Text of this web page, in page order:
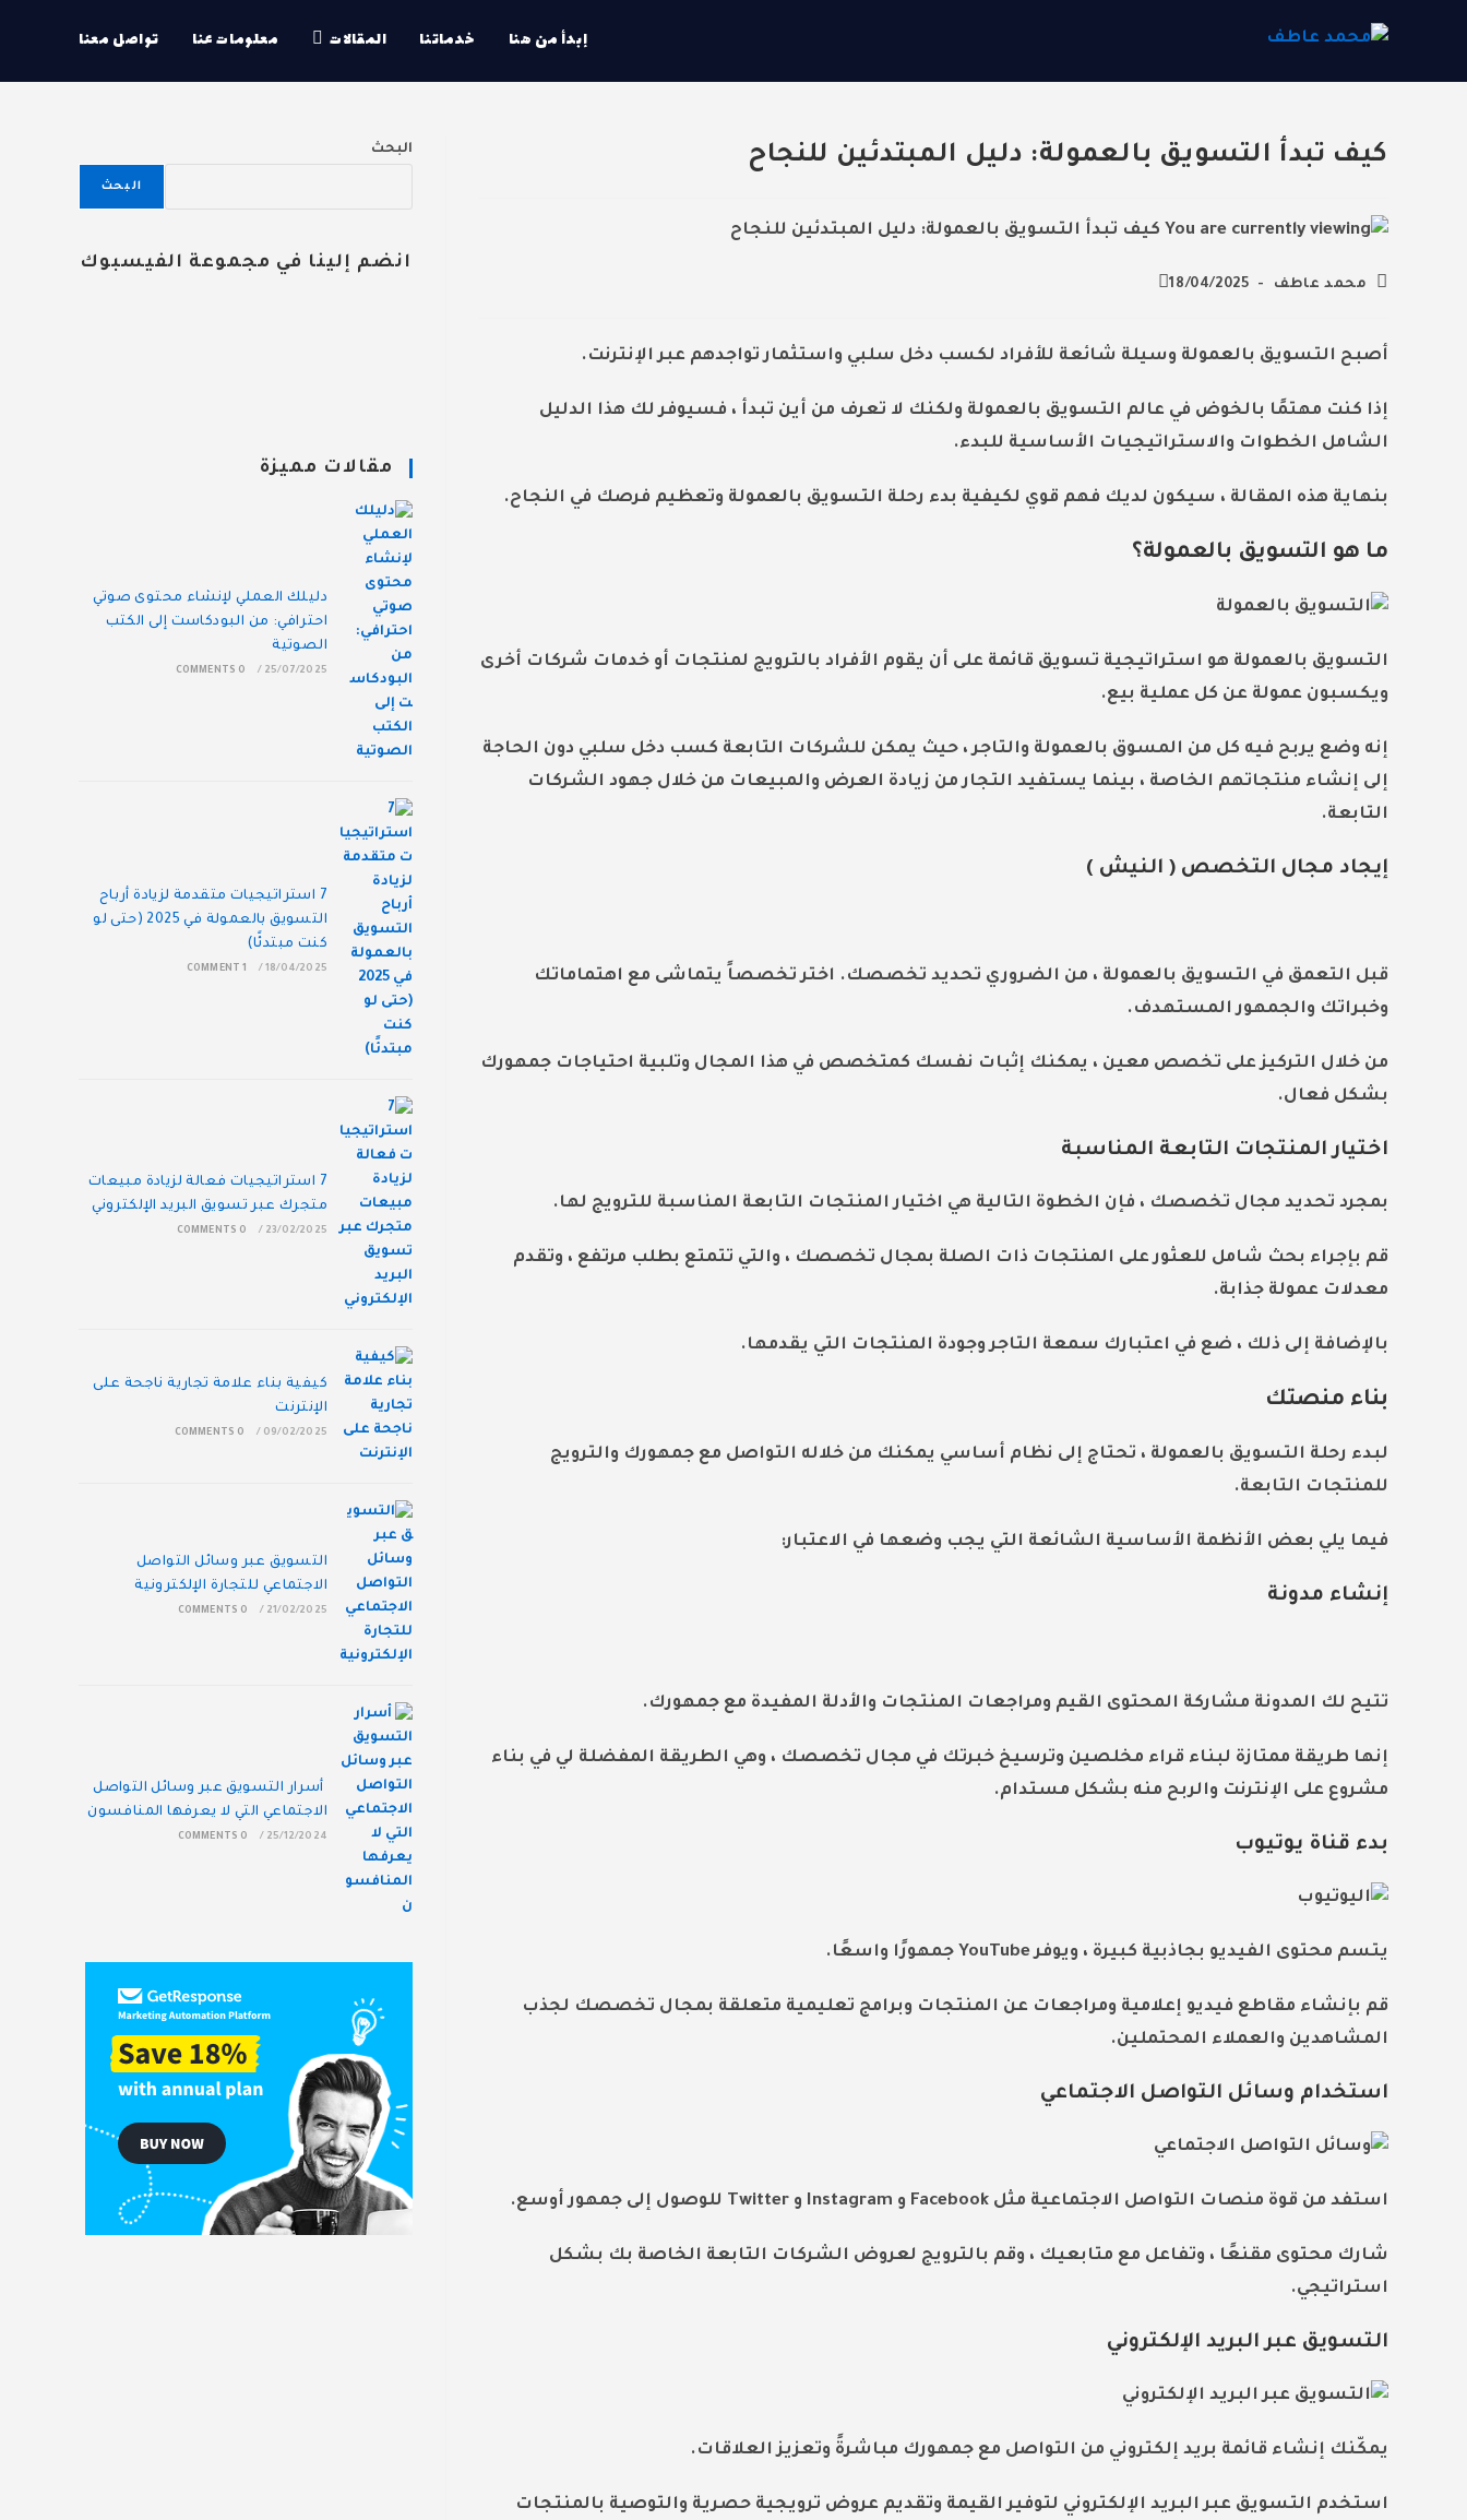
إبدأ من هنا خدماتنا المقالات معلومات عنا تواصل معنا
كيف تبدأ التسويق بالعمولة: دليل المبتدئين للنجاح
Post
محمد عاطف
Post
18/04/2025
أصبح التسويق بالعمولة وسيلة شائعة للأفراد لكسب دخل سلبي واستثمار تواجدهم عبر الإنترنت.
إذا كنت مهتمًا بالخوض في عالم التسويق بالعمولة ولكنك لا تعرف من أين تبدأ ، فسيوفر لك هذا الدليل
الشامل الخطوات والاستراتيجيات الأساسية للبدء.
بنهاية هذه المقالة ، سيكون لديك فهم قوي لكيفية بدء رحلة التسويق بالعمولة وتعظيم فرصك في النجاح.
ما هو التسويق بالعمولة؟
التسويق بالعمولة هو استراتيجية تسويق قائمة على أن يقوم الأفراد بالترويج لمنتجات أو خدمات شركات أخرى
ويكسبون عمولة عن كل عملية بيع.
إنه وضع يربح فيه كل من المسوق بالعمولة والتاجر ، حيث يمكن للشركات التابعة كسب دخل سلبي دون الحاجة
إلى إنشاء منتجاتهم الخاصة ، بينما يستفيد التجار من زيادة العرض والمبيعات من خلال جهود الشركات
التابعة.
إيجاد مجال التخصص ( النيش )
قبل التعمق في التسويق بالعمولة ، من الضروري تحديد تخصصك. اختر تخصصاً يتماشى مع اهتماماتك
وخبراتك والجمهور المستهدف.
من خلال التركيز على تخصص معين ، يمكنك إثبات نفسك كمتخصص في هذا المجال وتلبية احتياجات جمهورك
بشكل فعال.
اختيار المنتجات التابعة المناسبة
بمجرد تحديد مجال تخصصك ، فإن الخطوة التالية هي اختيار المنتجات التابعة المناسبة للترويج لها.
قم بإجراء بحث شامل للعثور على المنتجات ذات الصلة بمجال تخصصك ، والتي تتمتع بطلب مرتفع ، وتقدم
معدلات عمولة جذابة.
بالإضافة إلى ذلك ، ضع في اعتبارك سمعة التاجر وجودة المنتجات التي يقدمها.
بناء منصتك
لبدء رحلة التسويق بالعمولة ، تحتاج إلى نظام أساسي يمكنك من خلاله التواصل مع جمهورك والترويج
للمنتجات التابعة.
فيما يلي بعض الأنظمة الأساسية الشائعة التي يجب وضعها في الاعتبار:
إنشاء مدونة
تتيح لك المدونة مشاركة المحتوى القيم ومراجعات المنتجات والأدلة المفيدة مع جمهورك.
إنها طريقة ممتازة لبناء قراء مخلصين وترسيخ خبرتك في مجال تخصصك ، وهي الطريقة المفضلة لي في بناء
مشروع على الإنترنت والربح منه بشكل مستدام.
بدء قناة يوتيوب
يتسم محتوى الفيديو بجاذبية كبيرة ، ويوفر YouTube جمهورًا واسعًا.
قم بإنشاء مقاطع فيديو إعلامية ومراجعات عن المنتجات وبرامج تعليمية متعلقة بمجال تخصصك لجذب
المشاهدين والعملاء المحتملين.
استخدام وسائل التواصل الاجتماعي
استفد من قوة منصات التواصل الاجتماعية مثل Facebook و Instagram و Twitter للوصول إلى جمهور أوسع.
شارك محتوى مقنعًا ، وتفاعل مع متابعيك ، وقم بالترويج لعروض الشركات التابعة الخاصة بك بشكل
استراتيجي.
التسويق عبر البريد الإلكتروني
يمكّنك إنشاء قائمة بريد إلكتروني من التواصل مع جمهورك مباشرةً وتعزيز العلاقات.
استخدم التسويق عبر البريد الإلكتروني لتوفير القيمة وتقديم عروض ترويجية حصرية والتوصية بالمنتجات
البحث
البحث
انضم إلينا في مجموعة الفيسبوك
مقالات مميزة
دليلك العملي لإنشاء محتوى صوتي
احترافي: من البودكاست إلى الكتب
الصوتية
25/07/2025
/
0 COMMENTS
7 استراتيجيات متقدمة لزيادة أرباح
التسويق بالعمولة في 2025 (حتى لو
كنت مبتدئًا)
18/04/2025
/
1 COMMENT
7 استراتيجيات فعالة لزيادة مبيعات
متجرك عبر تسويق البريد الإلكتروني
23/02/2025
/
0 COMMENTS
كيفية بناء علامة تجارية ناجحة على
الإنترنت
09/02/2025
/
0 COMMENTS
التسويق عبر وسائل التواصل
الاجتماعي للتجارة الإلكترونية
21/02/2025
/
0 COMMENTS
أسرار التسويق عبر وسائل التواصل
الاجتماعي التي لا يعرفها المنافسون
25/12/2024
/
0 COMMENTS